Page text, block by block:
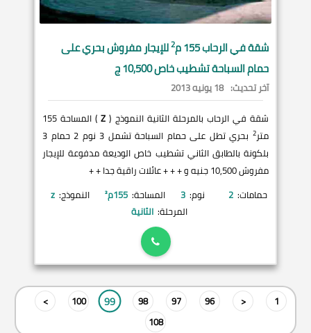
شقة فيالرحاب155 م 2للإيجار مفروش بحري على
حمام السباحة تشطيب خاص 10,500 ج
آخر تحديث: 18 يونيه 2013
شقة في الرحاب بالمرحلة الثانية النموذج ( Z
) المساحة 155
متر2
بحري تطل على حمام السباحة تشمل 3 نوم 2 حمام 3
بلكونة بالطابق الثاني تشطيب خاص الوديعة مدفوعة للإيجار
مفروش 10,500 جنيه و + + + عائلات راقية جدا + +
حمامات: 2 نوم: 3 المساحة: 155م² النموذج: z
المرحلة: الثانية
1
<
96
97
98
99
100
>
108